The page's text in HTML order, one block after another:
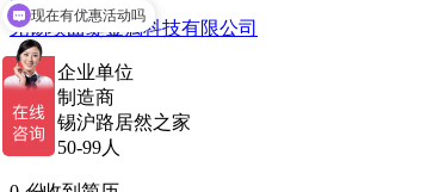
无锡埃曲缇金属科技有限公司
企业单位
制造商
锡沪路居然之家
50-99人
可以介绍下你们的产品么